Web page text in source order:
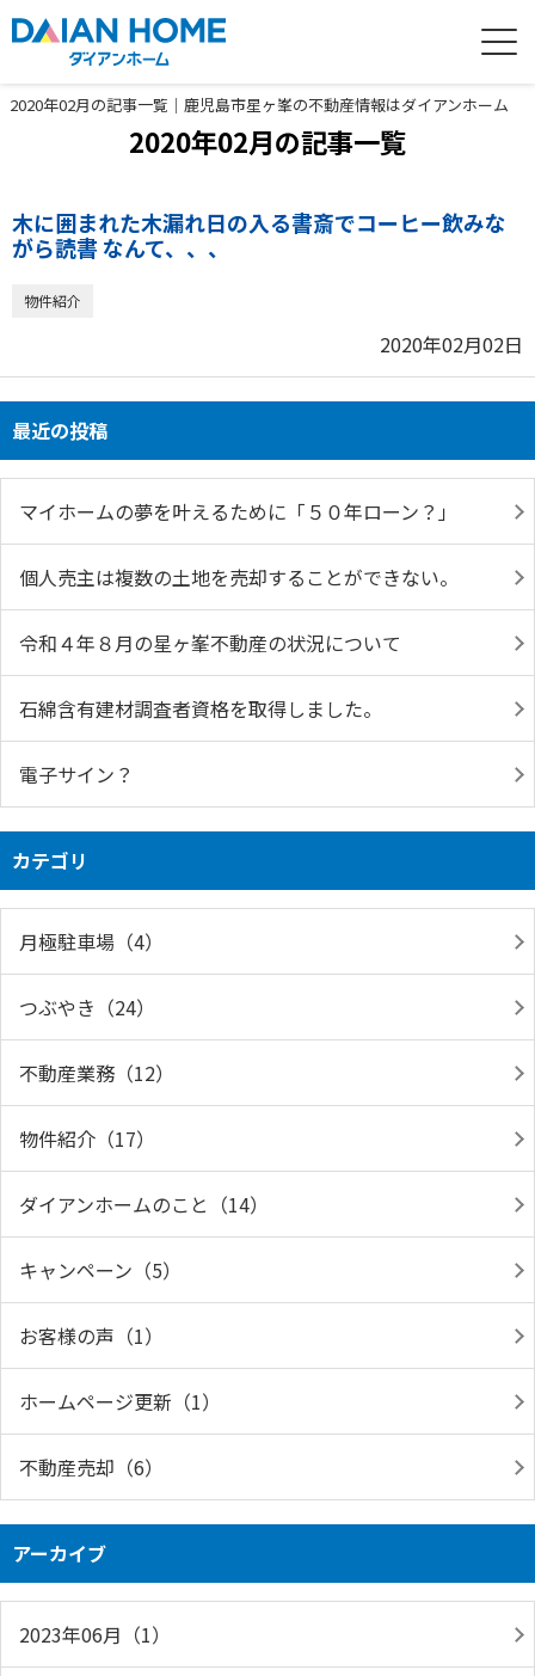
2020年02月の記事一覧｜鹿児島市星ヶ峯の不動産情報はダイアンホーム
2020年02月の記事一覧
木に囲まれた木漏れ日の入る書斎でコーヒー飲みな
がら読書 なんて、、、
物件紹介
2020年02月02日
最近の投稿
マイホームの夢を叶えるために「５０年ローン？」
個人売主は複数の土地を売却することができない。
令和４年８月の星ヶ峯不動産の状況について
石綿含有建材調査者資格を取得しました。
電子サイン？
カテゴリ
月極駐車場（4）
つぶやき（24）
不動産業務（12）
物件紹介（17）
ダイアンホームのこと（14）
キャンペーン（5）
お客様の声（1）
ホームページ更新（1）
不動産売却（6）
アーカイブ
2023年06月（1）